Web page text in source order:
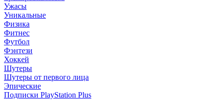
Ужасы
Уникальные
Физика
Фитнес
Футбол
Фэнтези
Хоккей
Шутеры
Шутеры от первого лица
Эпические
Подписки PlayStation Plus